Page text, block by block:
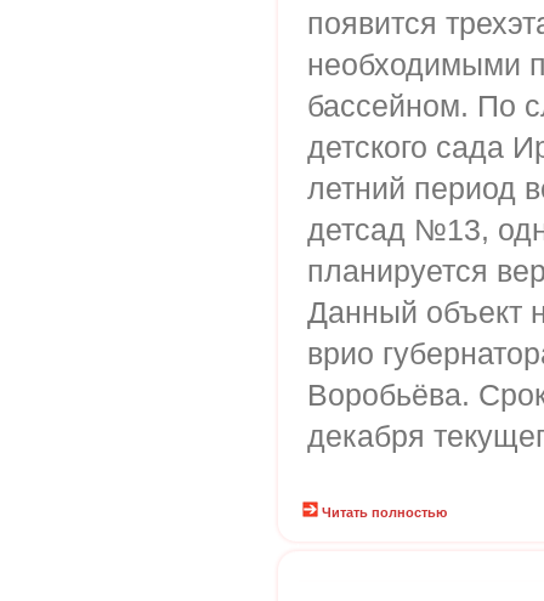
появится
необходимыми
бассейном. По
детского сада
летний период
детсад №13,
планируется
Данный объект
врио
Воробьёва.
декабря
Читать полностью